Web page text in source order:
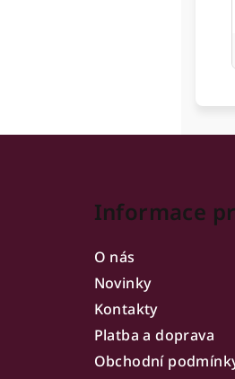
Informace
O nás
Novinky
Kontakty
Platba a doprava
Obchodní